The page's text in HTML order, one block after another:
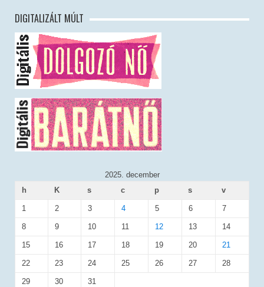
DIGITALIZÁLT MÚLT
2025. december
h
K s c p s v
1 2 3 4 5 6 7
8 9 10 11 12 13 14
15 16 17 18 19 20 21
22 23 24 25 26 27 28
29 30 31